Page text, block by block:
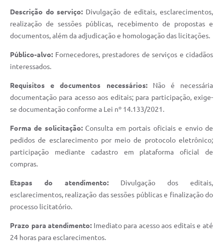
Carta de Serviços
Galeria de Vídeos
Conselhos Municipais
Contas Públicas
Links
Serviços Online
A Prefeitura
Descrição do serviço: Divulgação de editais, esclarecimentos,
realização de sessões públicas, recebimento de propostas e
documentos, além da adjudicação e homologação das licitações.
Público-alvo: Fornecedores, prestadores de serviços e cidadãos
interessados.
Requisitos e documentos necessários:Não é necessária
documentação para acesso aos editais; para participação, exige-
se documentação conforme a Lei nº 14.133/2021.
Forma de solicitação:Consulta em portais oficiais e envio de
pedidos de esclarecimento por meio de protocolo eletrônico;
participação mediante cadastro em plataforma oficial de
compras.
Etapas do atendimento: Divulgação dos editais,
esclarecimentos, realização das sessões públicas e finalização do
processo licitatório.
Prazo para atendimento: Imediato para acesso aos editais e até
24 horas para esclarecimentos.